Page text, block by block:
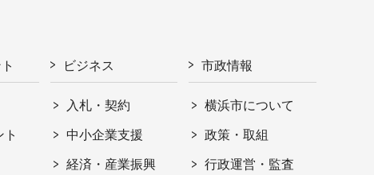
ビジネス
入札・契約
中小企業支援
経済・産業振興
市政情報
横浜市について
政策・取組
行政運営・監査